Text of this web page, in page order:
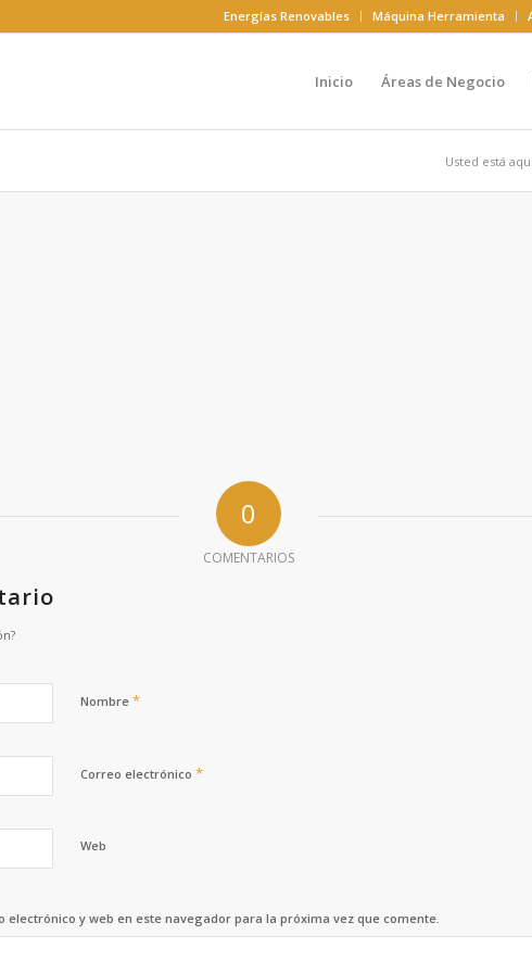
Energías Renovables Máquina Herramienta
Inicio Áreas de Negocio
Usted está
0
COMENTARIOS
Nombre *
Correo electrónico *
Web
electrónico y web en este navegador para la próxima vez que comente.